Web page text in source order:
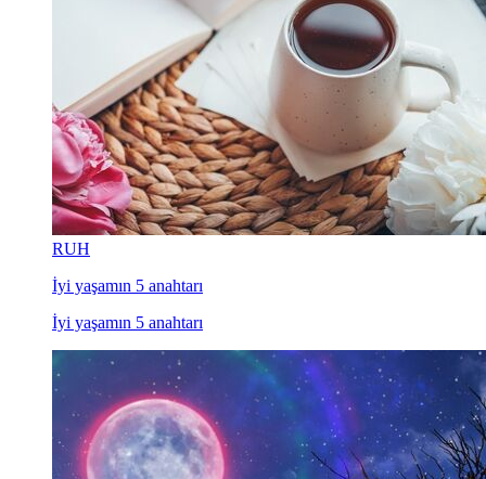
RUH
İyi yaşamın 5 anahtarı
İyi yaşamın 5 anahtarı